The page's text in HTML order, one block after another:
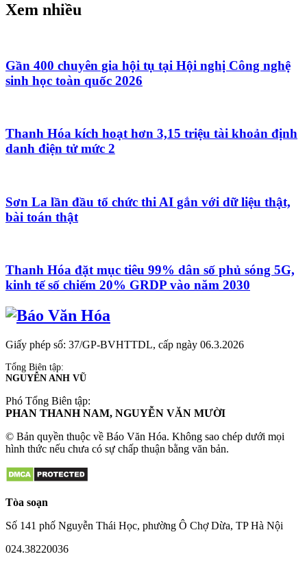
Xem ngaymacbook air m5
ClickbuyHệ thống bán lẻ Điện Thoại
Xem nhiều
Gần 400 chuyên gia hội tụ tại Hội nghị Công nghệ
sinh học toàn quốc 2026
Thanh Hóa kích hoạt hơn 3,15 triệu tài khoản định
danh điện tử mức 2
Sơn La lần đầu tổ chức thi AI gắn với dữ liệu thật,
bài toán thật
Thanh Hóa đặt mục tiêu 99% dân số phủ sóng 5G,
kinh tế số chiếm 20% GRDP vào năm 2030
Giấy phép số: 37/GP-BVHTTDL, cấp ngày 06.3.2026
Tổng Biên tập:
NGUYỄN ANH VŨ
Phó Tổng Biên tập:
PHAN THANH NAM, NGUYỄN VĂN MƯỜI
© Bản quyền thuộc về Báo Văn Hóa. Không sao chép dưới mọi
hình thức nếu chưa có sự chấp thuận bằng văn bản.
Tòa soạn
Số 141 phố Nguyễn Thái Học, phường Ô Chợ Dừa, TP Hà Nội
024.38220036